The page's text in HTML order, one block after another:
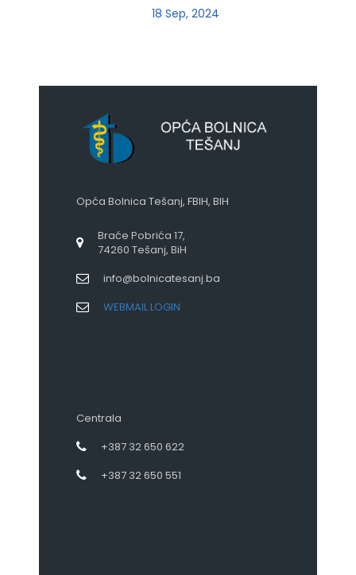
18 Sep, 2024
Opća Bolnica Tešanj, FBIH, BIH
Braće Pobrića 17,
74260 Tešanj, BiH
info@bolnicatesanj.ba
WEBMAIL LOGIN
Centrala
+387 32 650 622
+387 32 650 551